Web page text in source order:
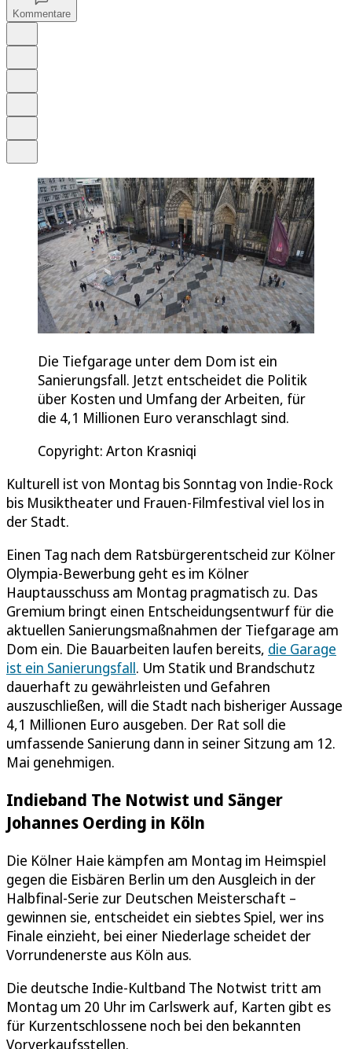
Kommentare
Die Tiefgarage unter dem Dom ist ein
Sanierungsfall. Jetzt entscheidet die Politik
über Kosten und Umfang der Arbeiten, für
die 4,1 Millionen Euro veranschlagt sind.
Copyright: Arton Krasniqi
Kulturell ist von Montag bis Sonntag von Indie-Rock
bis Musiktheater und Frauen-Filmfestival viel los in
der Stadt.
Einen Tag nach dem Ratsbürgerentscheid zur Kölner
Olympia-Bewerbung geht es im Kölner
Hauptausschuss am Montag pragmatisch zu. Das
Gremium bringt einen Entscheidungsentwurf für die
aktuellen Sanierungsmaßnahmen der Tiefgarage am
Dom ein. Die Bauarbeiten laufen bereits, die Garage
ist ein Sanierungsfall. Um Statik und Brandschutz
dauerhaft zu gewährleisten und Gefahren
auszuschließen, will die Stadt nach bisheriger Aussage
4,1 Millionen Euro ausgeben. Der Rat soll die
umfassende Sanierung dann in seiner Sitzung am 12.
Mai genehmigen.
Indieband The Notwist und Sänger
Johannes Oerding in Köln
Die Kölner Haie kämpfen am Montag im Heimspiel
gegen die Eisbären Berlin um den Ausgleich in der
Halbfinal-Serie zur Deutschen Meisterschaft –
gewinnen sie, entscheidet ein siebtes Spiel, wer ins
Finale einzieht, bei einer Niederlage scheidet der
Vorrundenerste aus Köln aus.
Die deutsche Indie-Kultband The Notwist tritt am
Montag um 20 Uhr im Carlswerk auf, Karten gibt es
für Kurzentschlossene noch bei den bekannten
Vorverkaufsstellen.